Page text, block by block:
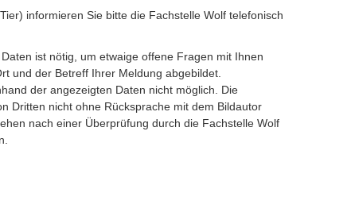
informieren Sie bitte die Fachstelle Wolf telefonisch
ist nötig, um etwaige offene Fragen mit Ihnen
und der Betreff Ihrer Meldung abgebildet.
der angezeigten Daten nicht möglich. Die
Dritten nicht ohne Rücksprache mit dem Bildautor
nach einer Überprüfung durch die Fachstelle Wolf